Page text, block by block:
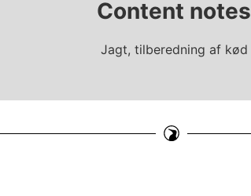
Content notes
Jagt, tilberedning af kød